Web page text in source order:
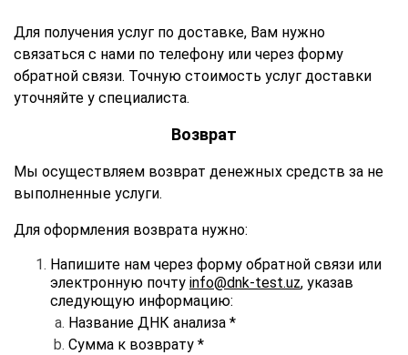
Для получения услуг по доставке, Вам нужно
связаться с нами по телефону или через форму
обратной связи. Точную стоимость услуг доставки
уточняйте у специалиста.
Возврат
Мы осуществляем возврат денежных средств за не
выполненные услуги.
Для оформления возврата нужно:
Напишите нам через форму обратной связи или
электронную почту info@dnk-test.uz, указав
следующую информацию:
Название ДНК анализа *
Сумма к возврату *